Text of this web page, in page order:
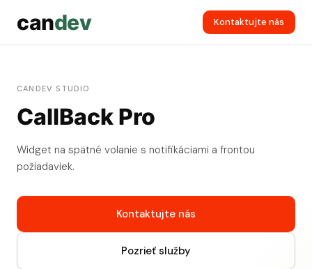
candev Kontaktujte nás
CANDEV STUDIO
CallBack Pro
Widget na spätné volanie s notifikáciami a frontou
požiadaviek.
Kontaktujte nás
Pozrieť služby